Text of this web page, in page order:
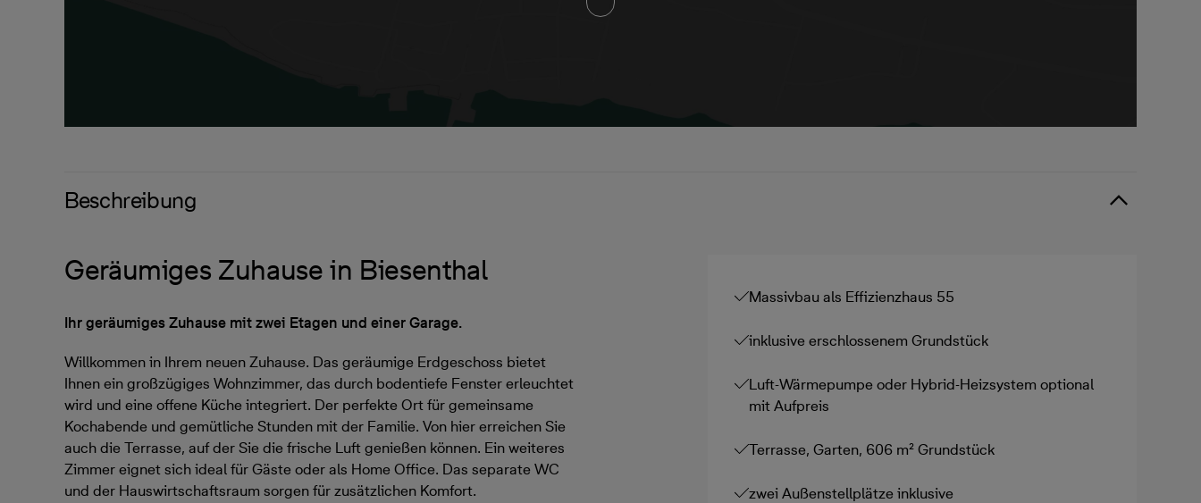
Beschreibung
Geräumiges Zuhause in Biesenthal
Ihr geräumiges Zuhause mit zwei Etagen und einer Garage.
Willkommen in Ihrem neuen Zuhause. Das geräumige Erdgeschoss bietet
Ihnen ein großzügiges Wohnzimmer, das durch bodentiefe Fenster erleuchtet
wird und eine offene Küche integriert. Der perfekte Ort für gemeinsame
Kochabende und gemütliche Stunden mit der Familie. Von hier erreichen Sie
auch die Terrasse, auf der Sie die frische Luft genießen können. Ein weiteres
Zimmer eignet sich ideal für Gäste oder als Home Office. Das separate WC
und der Hauswirtschaftsraum sorgen für zusätzlichen Komfort.
Massivbau als Effizienzhaus 55
inklusive erschlossenem Grundstück
Luft-Wärmepumpe oder Hybrid-Heizsystem optional
mit Aufpreis
Terrasse, Garten, 606 m² Grundstück
zwei Außenstellplätze inklusive